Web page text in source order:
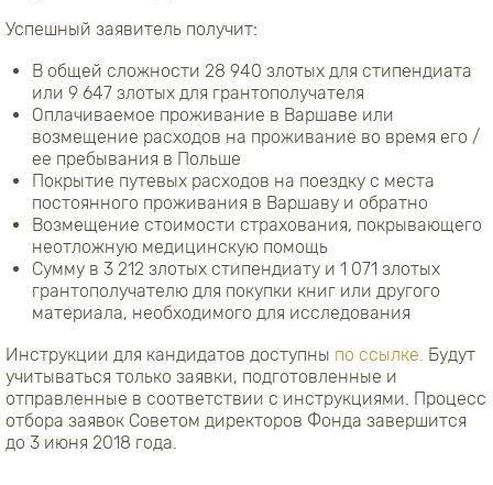
Успешный заявитель получит:
В общей сложности 28 940 злотых для стипендиата
или 9 647 злотых для грантополучателя
Оплачиваемое проживание в Варшаве или
возмещение расходов на проживание во время его /
ее пребывания в Польше
Покрытие путевых расходов на поездку с места
постоянного проживания в Варшаву и обратно
Возмещение стоимости страхования, покрывающего
неотложную медицинскую помощь
Сумму в 3 212 злотых стипендиату и 1 071 злотых
грантополучателю для покупки книг или другого
материала, необходимого для исследования
Инструкции для кандидатов доступны по ссылке. Будут
учитываться только заявки, подготовленные и
отправленные в соответствии с инструкциями. Процесс
отбора заявок Советом директоров Фонда завершится
до 3 июня 2018 года.